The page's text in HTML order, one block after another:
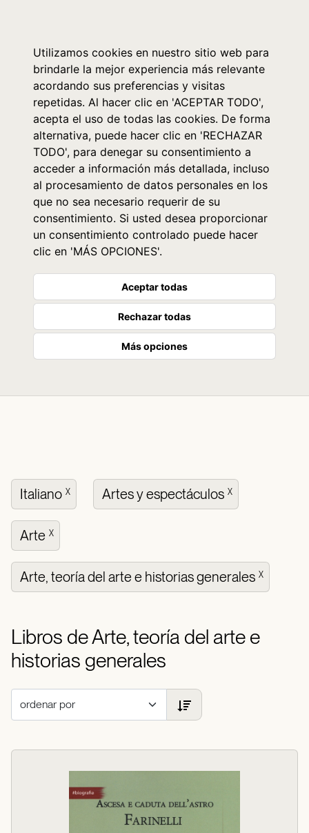
Utilizamos cookies en nuestro sitio web para
brindarle la mejor experiencia más relevante
acordando sus preferencias y visitas
repetidas. Al hacer clic en 'ACEPTAR TODO',
acepta el uso de todas las cookies. De forma
alternativa, puede hacer clic en 'RECHAZAR
TODO', para denegar su consentimiento a
acceder a información más detallada, incluso
al procesamiento de datos personales en los
que no sea necesario requerir de su
consentimiento. Si usted desea proporcionar
un consentimiento controlado puede hacer
clic en 'MÁS OPCIONES'.
Aceptar todas
Rechazar todas
Más opciones
Italiano X Artes y espectáculos X
Arte X
Arte, teoría del arte e historias generales X
Libros de Arte, teoría del arte e
historias generales